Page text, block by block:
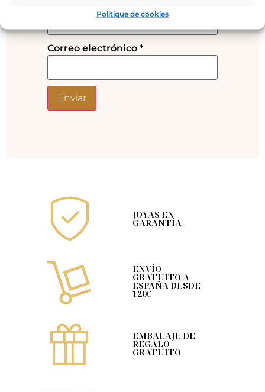
Politique de cookies
Correo electrónico *
JOYAS EN
GARANTÍA
ENVÍO
GRATUITO A
ESPAÑA DESDE
120€
EMBALAJE DE
REGALO
GRATUITO